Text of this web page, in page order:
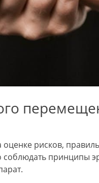
рисков,
соблюдать принципы